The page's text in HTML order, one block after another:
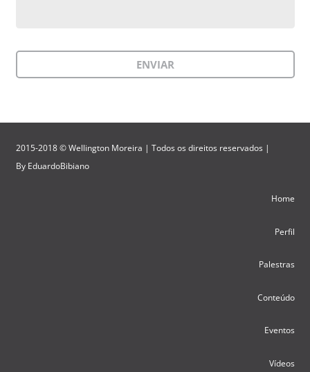
2015-2018 © Wellington Moreira | Todos os direitos reservados |
By EduardoBibiano
Home
Perfil
Palestras
Conteúdo
Eventos
Vídeos